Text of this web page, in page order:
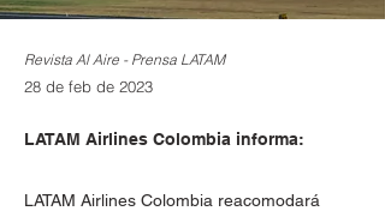
Revista Al Aire - Prensa LATAM
28 de feb de 2023
LATAM Airlines Colombia informa:
LATAM Airlines Colombia reacomodará